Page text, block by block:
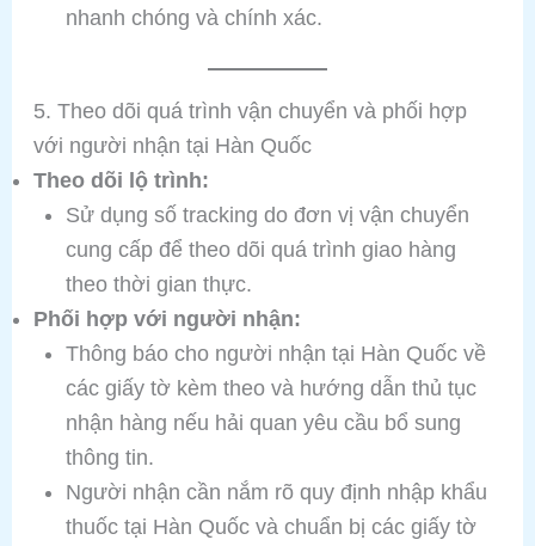
nhanh chóng và chính xác.
5. Theo dõi quá trình vận chuyển và phối hợp
với người nhận tại Hàn Quốc
Theo dõi lộ trình:
Sử dụng số tracking do đơn vị vận chuyển
cung cấp để theo dõi quá trình giao hàng
theo thời gian thực.
Phối hợp với người nhận:
Thông báo cho người nhận tại Hàn Quốc về
các giấy tờ kèm theo và hướng dẫn thủ tục
nhận hàng nếu hải quan yêu cầu bổ sung
thông tin.
Người nhận cần nắm rõ quy định nhập khẩu
thuốc tại Hàn Quốc và chuẩn bị các giấy tờ